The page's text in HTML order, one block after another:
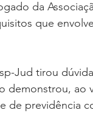
da
que
Jud tirou
demonstrou,
de previdência